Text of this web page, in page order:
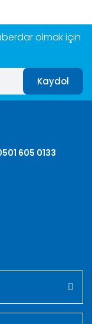
olmak için
Kaydol
605 0133